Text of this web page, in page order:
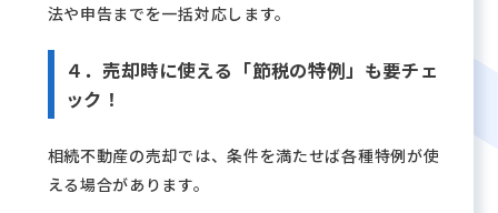
法や申告までを一括対応します。
４．売却時に使える「節税の特例」も要チェ
ック！
相続不動産の売却では、条件を満たせば各種特例が使
える場合があります。